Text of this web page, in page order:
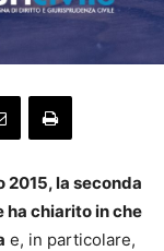
2015, la seconda
ha chiarito in che
e, in particolare,